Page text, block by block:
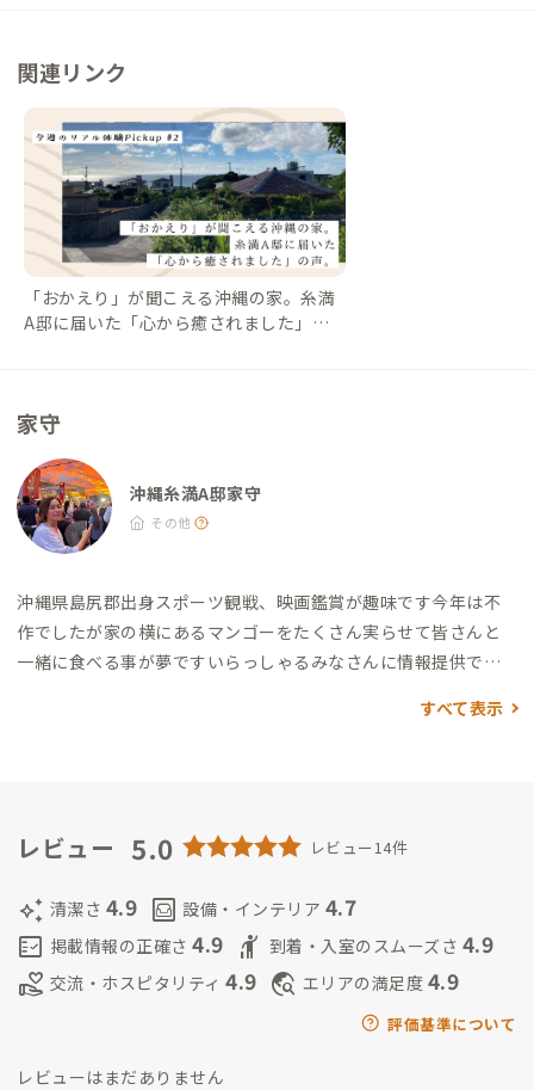
たっぷりのランチが絶品） その他 ・乾燥専用コインランドリ
ー：徒歩3分
関連リンク
「おかえり」が聞こえる沖縄の家。糸満
A邸に届いた「心から癒されました」の
家守
沖縄糸満A邸家守
その他
沖縄県島尻郡出身スポーツ観戦、映画鑑賞が趣味です今年は不
作でしたが家の横にあるマンゴーをたくさん実らせて皆さんと
一緒に食べる事が夢ですいらっしゃるみなさんに情報提供でき
すべて表示
レビュー 5.0 レビュー14件
auto_awesome 清潔さ 4.9 living 設備・インテリア 4.7
fact_check 掲載情報の正確さ 4.9 hail 到着・入室のスムーズさ 4.9
volunteer_activism 交流・ホスピタリティ 4.9 travel_explore エリアの満足度 4.9
評価基準について
レビューはまだありません